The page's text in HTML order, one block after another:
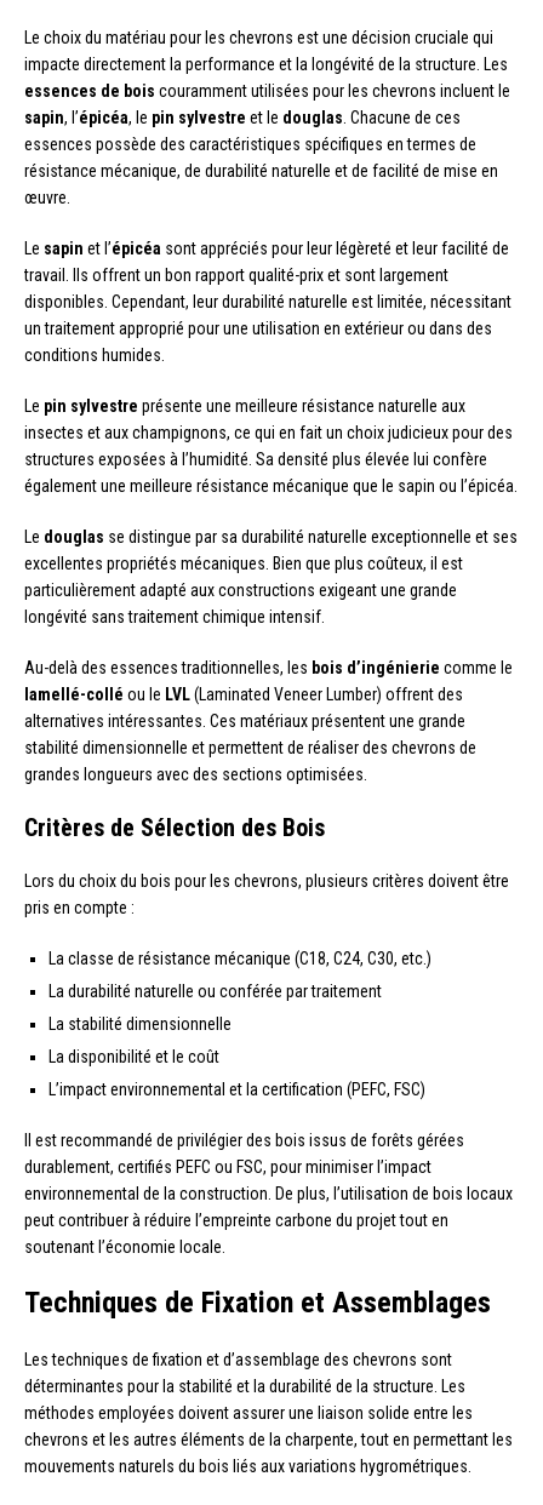
Le choix du matériau pour les chevrons est une décision cruciale qui
impacte directement la performance et la longévité de la structure. Les
essences de bois couramment utilisées pour les chevrons incluent le
sapin, l’épicéa, le pin sylvestre et le douglas . Chacune de ces
essences possède des caractéristiques spécifiques en termes de
résistance mécanique, de durabilité naturelle et de facilité de mise en
œuvre.
Le sapin et l’épicéa sont appréciés pour leur légèreté et leur facilité de
travail. Ils offrent un bon rapport qualité-prix et sont largement
disponibles. Cependant, leur durabilité naturelle est limitée, nécessitant
un traitement approprié pour une utilisation en extérieur ou dans des
conditions humides.
Le pin sylvestre présente une meilleure résistance naturelle aux
insectes et aux champignons, ce qui en fait un choix judicieux pour des
structures exposées à l’humidité. Sa densité plus élevée lui confère
également une meilleure résistance mécanique que le sapin ou l’épicéa.
Le douglas se distingue par sa durabilité naturelle exceptionnelle et ses
excellentes propriétés mécaniques. Bien que plus coûteux, il est
particulièrement adapté aux constructions exigeant une grande
longévité sans traitement chimique intensif.
Au-delà des essences traditionnelles, les bois d’ingénierie comme le
lamellé-collé ou le LVL(Laminated Veneer Lumber) offrent des
alternatives intéressantes. Ces matériaux présentent une grande
stabilité dimensionnelle et permettent de réaliser des chevrons de
grandes longueurs avec des sections optimisées.
Critères de Sélection des Bois
Lors du choix du bois pour les chevrons, plusieurs critères doivent être
pris en compte :
La classe de résistance mécanique (C18, C24, C30, etc.)
La durabilité naturelle ou conférée par traitement
La stabilité dimensionnelle
La disponibilité et le coût
L’impact environnemental et la certification (PEFC, FSC)
Il est recommandé de privilégier des bois issus de forêts gérées
durablement, certifiés PEFC ou FSC, pour minimiser l’impact
environnemental de la construction. De plus, l’utilisation de bois locaux
peut contribuer à réduire l’empreinte carbone du projet tout en
soutenant l’économie locale.
Techniques de Fixation et Assemblages
Les techniques de fixation et d’assemblage des chevrons sont
déterminantes pour la stabilité et la durabilité de la structure. Les
méthodes employées doivent assurer une liaison solide entre les
chevrons et les autres éléments de la charpente, tout en permettant les
mouvements naturels du bois liés aux variations hygrométriques.